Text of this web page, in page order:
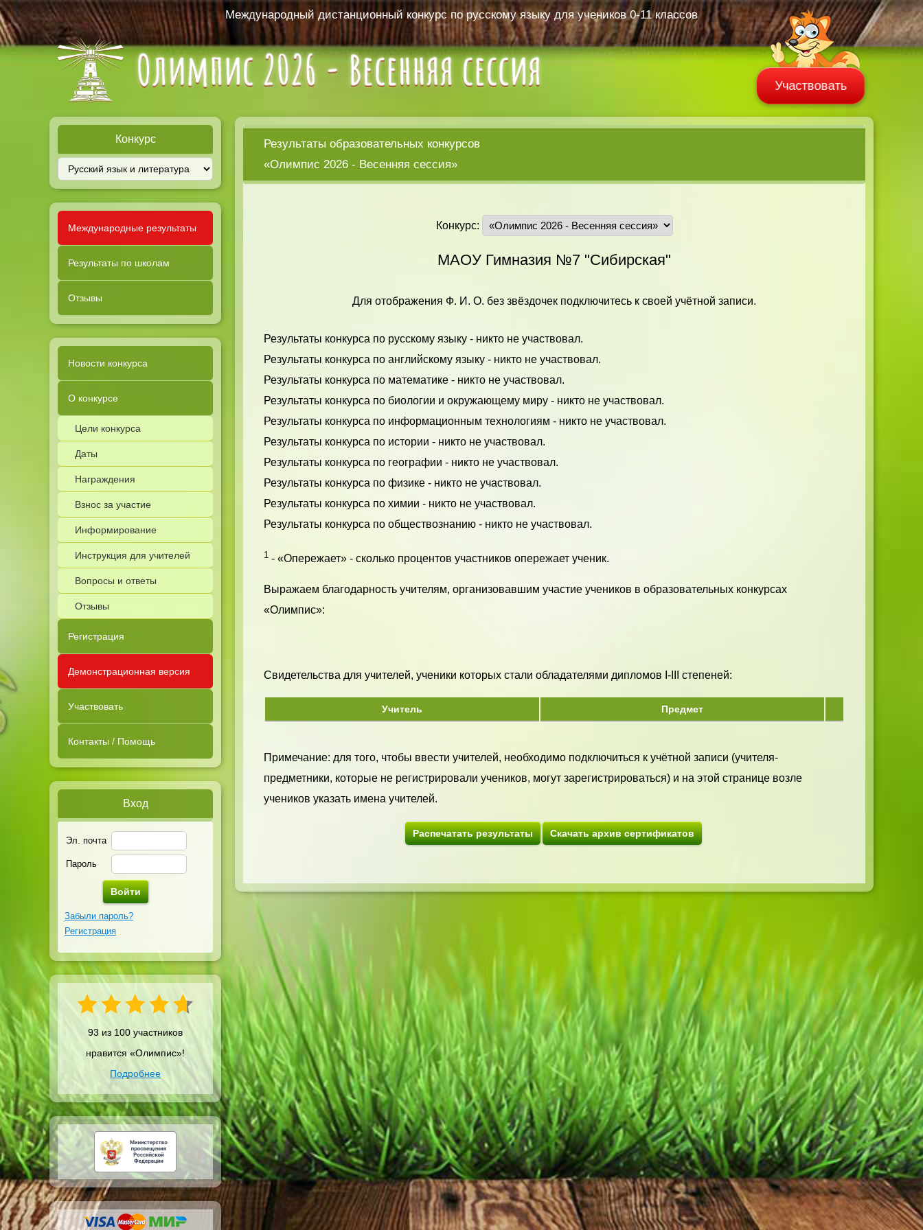
Международный дистанционный конкурс по русскому языку для учеников 0-11 классов
Участвовать
Конкурс
Международные результаты
Результаты по школам
Отзывы
Новости конкурса
О конкурсе
Цели конкурса
Даты
Награждения
Взнос за участие
Информирование
Инструкция для учителей
Вопросы и ответы
Отзывы
Регистрация
Демонстрационная версия
Участвовать
Контакты / Помощь
Вход
Эл. почта
Пароль
Забыли пароль?
Регистрация
93 из 100 участников
нравится «Олимпис»!
Подробнее
Результаты образовательных конкурсов
«Олимпис 2026 - Весенняя сессия»
Конкурс:
МАОУ Гимназия №7 "Сибирская"
Для отображения Ф. И. О. без звёздочек подключитесь к своей учётной записи.
Результаты конкурса по русскому языку - никто не участвовал.
Результаты конкурса по английскому языку - никто не участвовал.
Результаты конкурса по математике - никто не участвовал.
Результаты конкурса по биологии и окружающему миру - никто не участвовал.
Результаты конкурса по информационным технологиям - никто не участвовал.
Результаты конкурса по истории - никто не участвовал.
Результаты конкурса по географии - никто не участвовал.
Результаты конкурса по физике - никто не участвовал.
Результаты конкурса по химии - никто не участвовал.
Результаты конкурса по обществознанию - никто не участвовал.
1 - «Опережает» - сколько процентов участников опережает ученик.
Выражаем благодарность учителям, организовавшим участие учеников в образовательных конкурсах
«Олимпис»:
Свидетельства для учителей, ученики которых стали обладателями дипломов I-III степеней:
Учитель Предмет
Примечание: для того, чтобы ввести учителей, необходимо подключиться к учётной записи (учителя-
предметники, которые не регистрировали учеников, могут зарегистрироваться) и на этой странице возле
учеников указать имена учителей.
Распечатать результаты Скачать архив сертификатов